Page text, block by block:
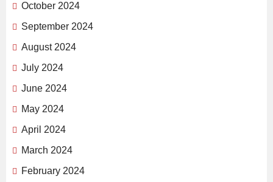
October 2024
September 2024
August 2024
July 2024
June 2024
May 2024
April 2024
March 2024
February 2024